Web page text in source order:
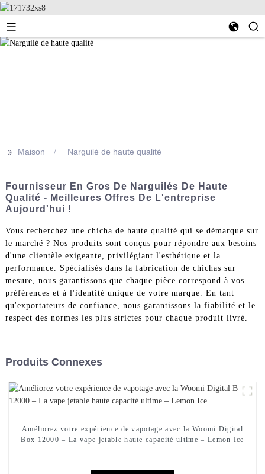
>> Maison Narguilé de haute qualité
Fournisseur En Gros De Narguilés De Haute
Qualité - Meilleures Offres De L'entreprise
Aujourd'hui !
Vous recherchez une chicha de haute qualité qui se démarque sur
le marché ? Nos produits sont conçus pour répondre aux besoins
d'une clientèle exigeante, privilégiant l'esthétique et la
performance. Spécialisés dans la fabrication de chichas sur
mesure, nous garantissons que chaque pièce correspond à vos
préférences et à l'identité unique de votre marque. En tant
qu'exportateurs de confiance, nous garantissons la fiabilité et le
respect des normes les plus strictes pour chaque produit livré.
Produits Connexes
Améliorez votre expérience de vapotage avec la Woomi Digital
Box 12000 – La vape jetable haute capacité ultime – Lemon Ice